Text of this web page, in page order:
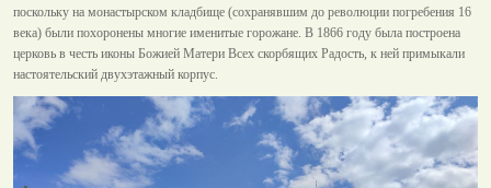
поскольку на монастырском кладбище (сохранявшим до революции погребения 16
века) были похоронены многие именитые горожане. В 1866 году была построена
церковь в честь иконы Божией Матери Всех скорбящих Радость, к ней примыкали
настоятельский двухэтажный корпус.